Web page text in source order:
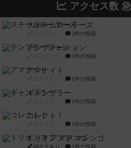
アクセス数
スチームローラーズ
2件の投稿
テンプテーション
2件の投稿
アマナイト
1件の投稿
ギャンブラー
2件の投稿
コレクト！
1件の投稿
トリオンフ ア マレンゴ
紹介文あり 1件の投稿